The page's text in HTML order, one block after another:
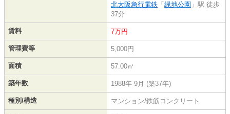
北大阪急行電鉄 「 緑地公園 」駅 徒歩
37分
賃料 7万円
管理費等 5,000円
面積 57.00㎡
築年数 1988年 9月 (築37年)
種別/構造 マンション/鉄筋コンクリート